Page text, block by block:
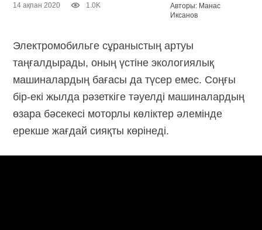
14 ақпан 2020 1.0K
Авторы: Манас
Иксанов
Электромобильге сұраныстың артуы
таңғалдырады, оның үстіне экологиялық
машиналардың бағасы да түсер емес. Соңғы
бір-екі жылда рәзеткіге тәуелді машиналардың
өзара бәсекесі моторлы көліктер әлемінде
ерекше жағдай сияқты көрінеді.